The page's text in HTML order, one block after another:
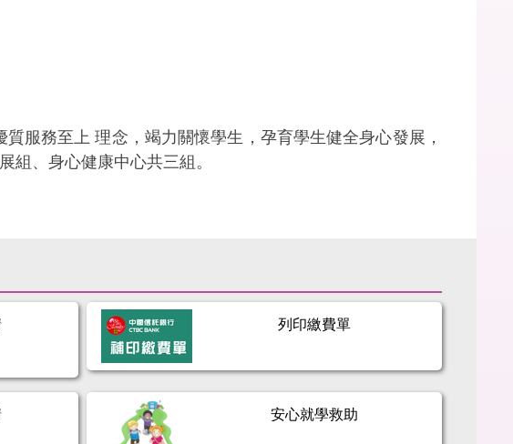
務至上 理念，竭力關懷學生，孕育學生健全身心發展，
組、身心健康中心共三組。
列印繳費單
安心就學救助